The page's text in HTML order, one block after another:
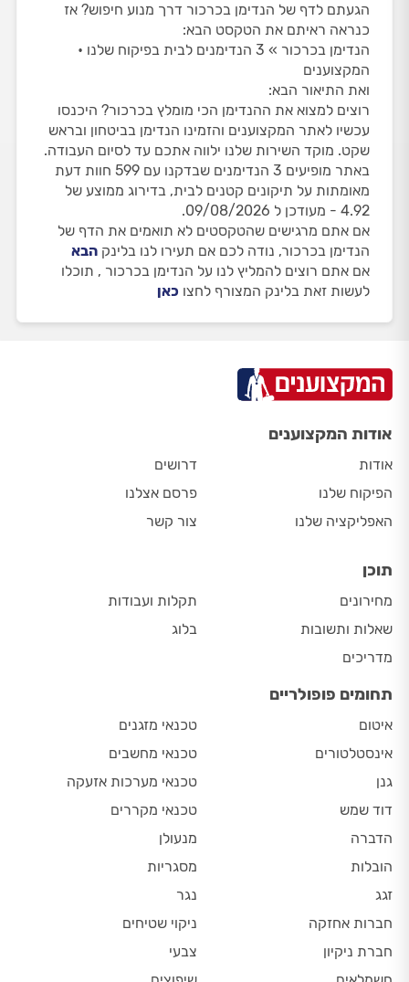
הגעתם לדף של הנדימן בכרכור דרך מנוע חיפוש? אז
כנראה ראיתם את הטקסט הבא:
הנדימן בכרכור » 3 הנדימנים לבית בפיקוח שלנו •
המקצוענים
ואת התיאור הבא:
רוצים למצוא את ההנדימן הכי מומלץ בכרכור? היכנסו
עכשיו לאתר המקצוענים והזמינו הנדימן בביטחון ובראש
שקט. מוקד השירות שלנו ילווה אתכם עד לסיום העבודה.
באתר מופיעים 3 הנדימנים שבדקנו עם 599 חוות דעת
מאומתות על תיקונים קטנים לבית, בדירוג ממוצע של
4.92 - מעודכן ל 09/08/2026.
אם אתם מרגישים שהטקסטים לא תואמים את הדף של
הנדימן בכרכור, נודה לכם אם תעירו לנו בלינק הבא
אם אתם רוצים להמליץ לנו על הנדימן בכרכור , תוכלו
לעשות זאת בלינק המצורף לחצו כאן
אודות המקצוענים
אודות
הפיקוח שלנו
האפליקציה שלנו
דרושים
פרסם אצלנו
צור קשר
תוכן
מחירונים
שאלות ותשובות
מדריכים
תקלות ועבודות
בלוג
תחומים פופולריים
איטום
אינסטלטורים
גנן
דוד שמש
הדברה
הובלות
זגג
חברות אחזקה
חברת ניקיון
טכנאי מזגנים
טכנאי מחשבים
טכנאי מערכות אזעקה
טכנאי מקררים
מנעולן
מסגריות
נגר
ניקוי שטיחים
צבעי